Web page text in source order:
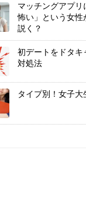
マッチングアプ
怖い」という女性
説く？
初デートをドタキ
対処法
タイプ別！女子